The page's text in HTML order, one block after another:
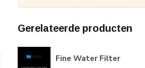
Gerelateerde producten
Fine Water Filter